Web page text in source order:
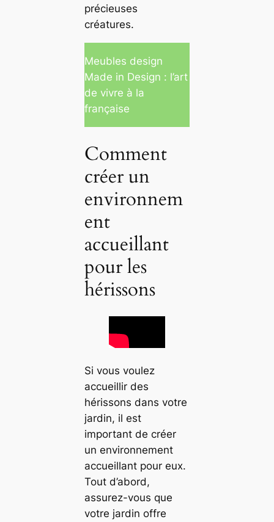
précieuses
créatures.
Meubles design
Made in Design : l’art
de vivre à la
française
Comment
créer un
environnem
ent
accueillant
pour les
hérissons
Si vous voulez
accueillir des
hérissons dans votre
jardin, il est
important de créer
un environnement
accueillant pour eux.
Tout d’abord,
assurez-vous que
votre jardin offre